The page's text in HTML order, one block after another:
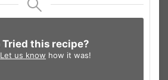
Tried this recipe?
Let us know how it was!